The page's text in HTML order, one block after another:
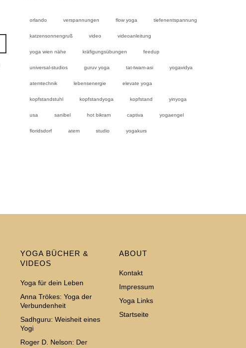
orlando verspannungen flow yoga tiefenentspannung
katzensonnengruß video videoanleitung
yoga wien nähe kräfigungsübungen feedup
universal-studios guruv yoga tat-twam-asi yogavidya
atemtechnik lebensenergie elevate yoga
kopfstandstuhl kopfstandyoga kopfstand yinyoga
usa sanibel hot bikram captiva yogaengel
floridsdorf atem studio yogakurs
YOGA BÜCHER &
VIDEOS
Yoga für dein Leben
Anna Trökes: Yoga der
Verbundenheit
Sadhguru: Weisheit eines
Yogi
Roger D. Nelson: Der
ABOUT
Kontakt
Impressum
Yoga Links
Startseite